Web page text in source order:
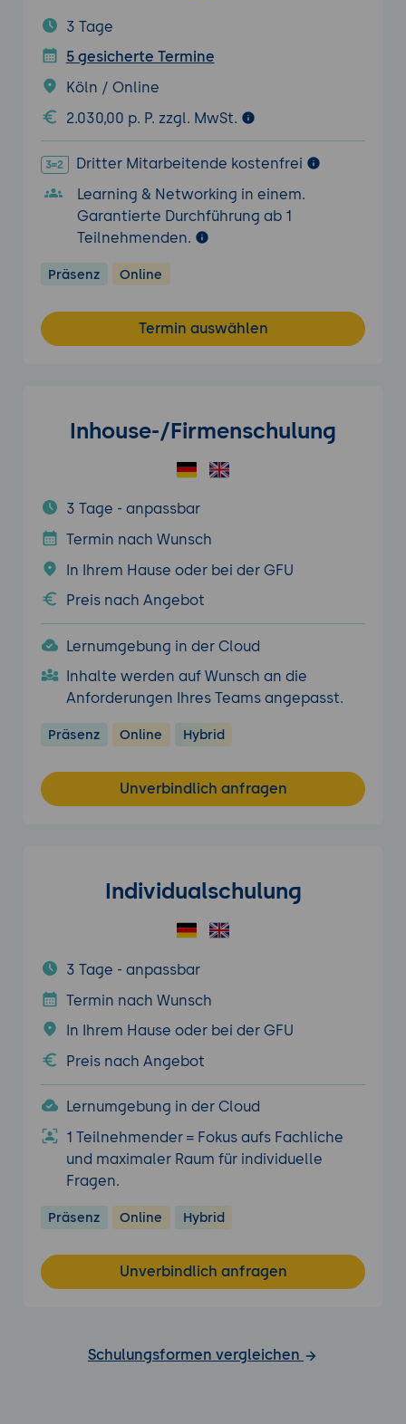
3 Tage
5 gesicherte Termine
Köln / Online
2.030,00 p. P. zzgl. MwSt.
Dritter Mitarbeitende kostenfrei
Learning & Networking in einem.
Garantierte Durchführung ab 1
Teilnehmenden.
Präsenz Online
Termin auswählen
Inhouse-/Firmenschulung
3 Tage - anpassbar
Termin nach Wunsch
In Ihrem Hause oder bei der GFU
Preis nach Angebot
Lernumgebung in der Cloud
Inhalte werden auf Wunsch an die
Anforderungen Ihres Teams angepasst.
Präsenz Online Hybrid
Unverbindlich anfragen
Individualschulung
3 Tage - anpassbar
Termin nach Wunsch
In Ihrem Hause oder bei der GFU
Preis nach Angebot
Lernumgebung in der Cloud
1 Teilnehmender = Fokus aufs Fachliche
und maximaler Raum für individuelle
Fragen.
Präsenz Online Hybrid
Unverbindlich anfragen
Schulungsformen vergleichen